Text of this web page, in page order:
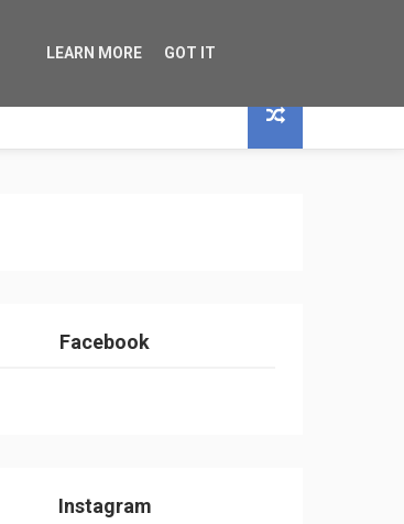
Facebook
Instagram
LEARN MORE GOT IT